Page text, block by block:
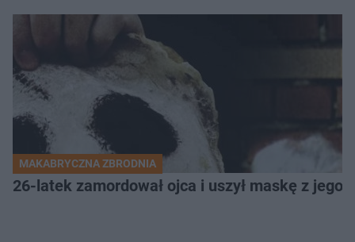
MAKABRYCZNA ZBRODNIA
26-latek zamordował ojca i uszył maskę z